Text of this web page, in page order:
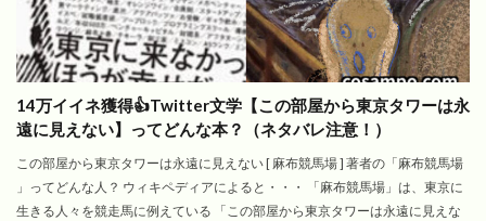
14万イイネ獲得👍Twitter文学【この部屋から東京タワーは永
遠に見えない】ってどんな本？（ネタバレ注意！）
この部屋から東京タワーは永遠に見えない [ 麻布競馬場 ] 著者の「麻布競馬場
」ってどんな人？ ウィキペディアによると・・・ 「麻布競馬場」は、東京に
生きる人々を競走馬に例えている 「この部屋から東京タワーは永遠に見えな